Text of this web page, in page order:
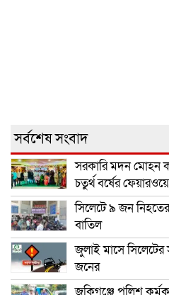
সর্বশেষ সংবাদ
সরকারি মদন মোহন
চতুর্থ বর্ষের
সিলেটে ৯ জন
বাতিল
জুলাই মাসে সিলেটের
জনের